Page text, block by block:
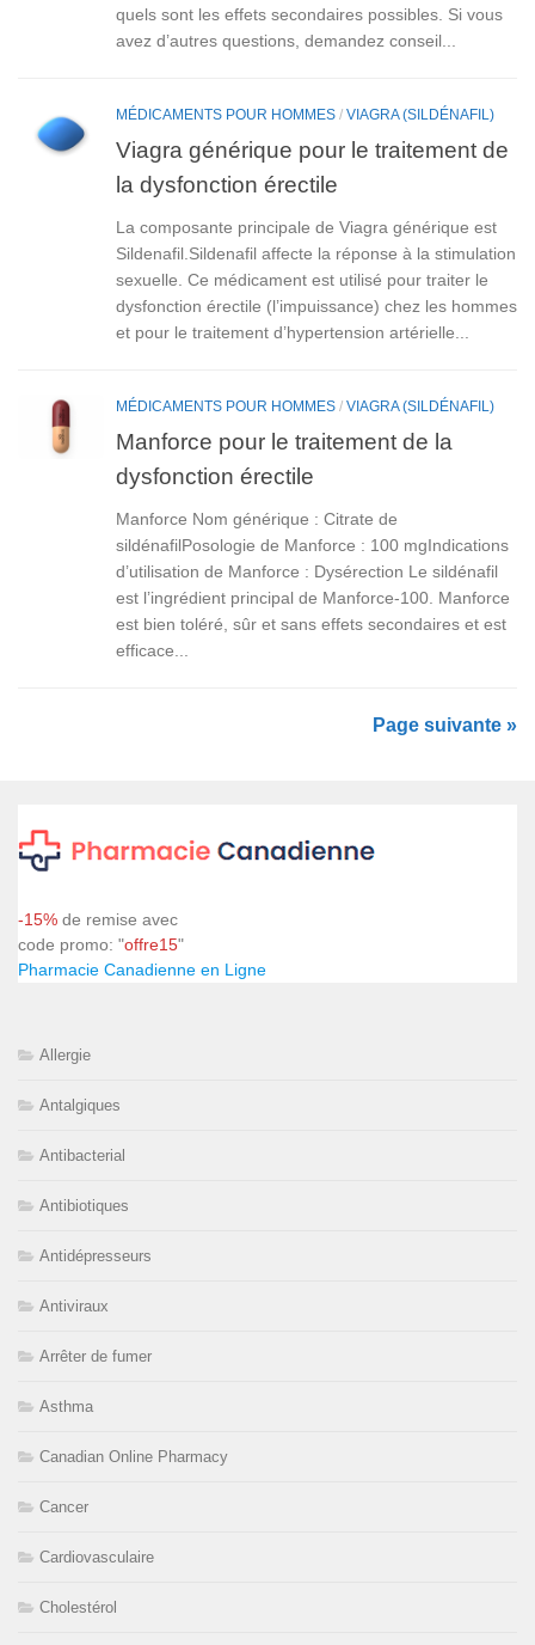
quels sont les effets secondaires possibles. Si vous
avez d’autres questions, demandez conseil...
MÉDICAMENTS POUR HOMMES / VIAGRA (SILDÉNAFIL)
Viagra générique pour le traitement de
la dysfonction érectile
La composante principale de Viagra générique est
Sildenafil.Sildenafil affecte la réponse à la stimulation
sexuelle. Ce médicament est utilisé pour traiter le
dysfonction érectile (l’impuissance) chez les hommes
et pour le traitement d’hypertension artérielle...
MÉDICAMENTS POUR HOMMES / VIAGRA (SILDÉNAFIL)
Manforce pour le traitement de la
dysfonction érectile
Manforce Nom générique : Citrate de
sildénafilPosologie de Manforce : 100 mgIndications
d’utilisation de Manforce : Dysérection Le sildénafil
est l’ingrédient principal de Manforce-100. Manforce
est bien toléré, sûr et sans effets secondaires et est
efficace...
Page suivante »
-15% de remise avec
code promo: "offre15"
Pharmacie Canadienne en Ligne
Allergie
Antalgiques
Antibacterial
Antibiotiques
Antidépresseurs
Antiviraux
Arrêter de fumer
Asthma
Canadian Online Pharmacy
Cancer
Cardiovasculaire
Cholestérol